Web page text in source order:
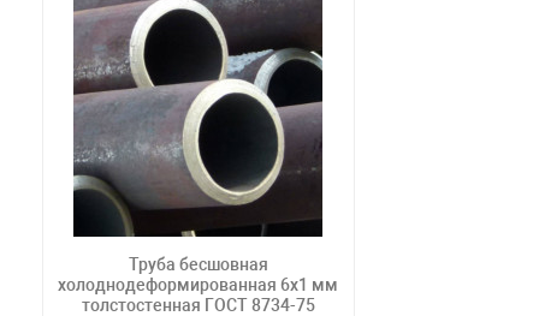
Труба бесшовная
холоднодеформированная 6х1 мм
толстостенная ГОСТ 8734-75